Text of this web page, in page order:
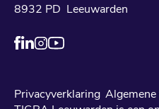
8932 PD Leeuwarden
Privacyverklaring